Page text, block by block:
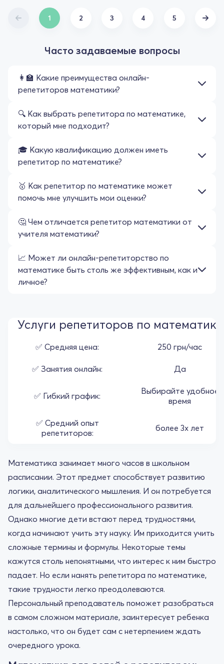
1 2 3 4 5
Часто задаваемые вопросы
👩‍🏫 Какие преимущества онлайн-
репетиторов математики?
🔍 Как выбрать репетитора по математике,
который мне подходит?
🎓 Какую квалификацию должен иметь
репетитор по математике?
🥇 Как репетитор по математике может
помочь мне улучшить мои оценки?
🤔 Чем отличается репетитор математики от
учителя математики?
📈 Может ли онлайн-репетиторство по
математике быть столь же эффективным, как и
личное?
Услуги репетиторов по математики
✅ Средняя цена: 250 грн/час
✅ Занятия онлайн: Да
✅ Гибкий график:
Выбирайте удобное
время
✅ Средний опыт
репетиторов:
более 3х лет
Математика занимает много часов в школьном
расписании. Этот предмет способствует развитию
логики, аналитического мышления. И он потребуется
для дальнейшего профессионального развития.
Однако многие дети встают перед трудностями,
когда начинают учить эту науку. Им приходится учить
сложные термины и формулы. Некоторые темы
кажутся столь непонятными, что интерес к ним быстро
падает. Но если нанять репетитора по математике,
такие трудности легко преодолеваются.
Персональный преподаватель поможет разобраться
в самом сложном материале, заинтересует ребенка
настолько, что он будет сам с нетерпением ждать
очередного урока.